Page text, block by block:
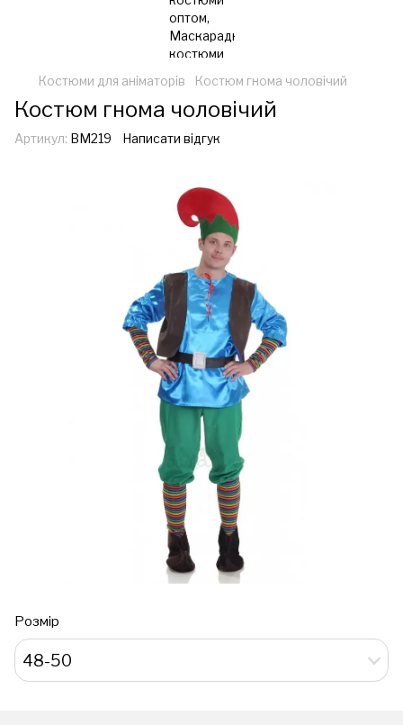
Костюми для аніматорів Костюм гнома чоловічий
Костюм гнома чоловічий
Артикул: ВМ219 Написати відгук
Розмір
48-50